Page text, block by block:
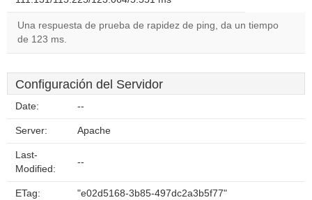
Una respuesta de prueba de rapidez de ping, da un tiempo
de 123 ms.
Configuración del Servidor
Date: --
Server: Apache
Last-
Modified:
--
ETag: "e02d5168-3b85-497dc2a3b5f77"